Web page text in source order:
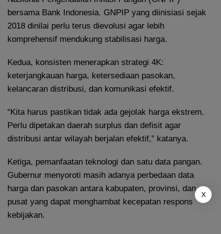
bersama Bank Indonesia. GNPIP yang diinisiasi sejak
2018 dinilai perlu terus dievolusi agar lebih
komprehensif mendukung stabilisasi harga.
Kedua, konsisten menerapkan strategi 4K:
keterjangkauan harga, ketersediaan pasokan,
kelancaran distribusi, dan komunikasi efektif.
“Kita harus pastikan tidak ada gejolak harga ekstrem.
Perlu dipetakan daerah surplus dan defisit agar
distribusi antar wilayah berjalan efektif,” katanya.
Ketiga, pemanfaatan teknologi dan satu data pangan.
Gubernur menyoroti masih adanya perbedaan data
harga dan pasokan antara kabupaten, provinsi, dan
pusat yang dapat menghambat kecepatan respons
kebijakan.
X